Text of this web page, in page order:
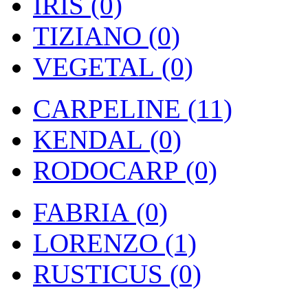
TIZIANO (0)
VEGETAL (0)
CARPELINE (11)
KENDAL (0)
RODOCARP (0)
FABRIA (0)
LORENZO (1)
RUSTICUS (0)